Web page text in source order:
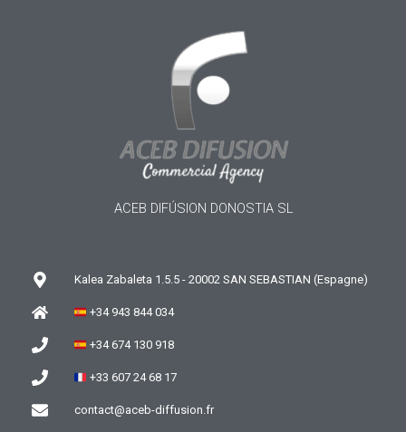
ACEB DIFÚSION DONOSTIA SL
Kalea Zabaleta 1.5.5 - 20002 SAN SEBASTIAN (Espagne)
+34 943 844 034
+34 674 130 918
+33 607 24 68 17
contact@aceb-diffusion.fr